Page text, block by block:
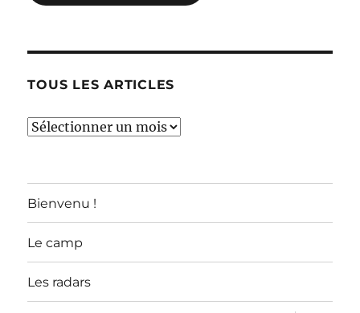
TOUS LES ARTICLES
TOUS
Bienvenu !
Le camp
Les radars